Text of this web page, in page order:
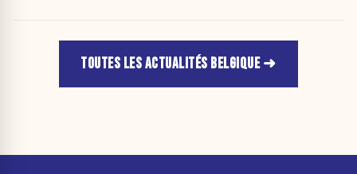
TOUTES LES ACTUALITÉS BELGIQUE